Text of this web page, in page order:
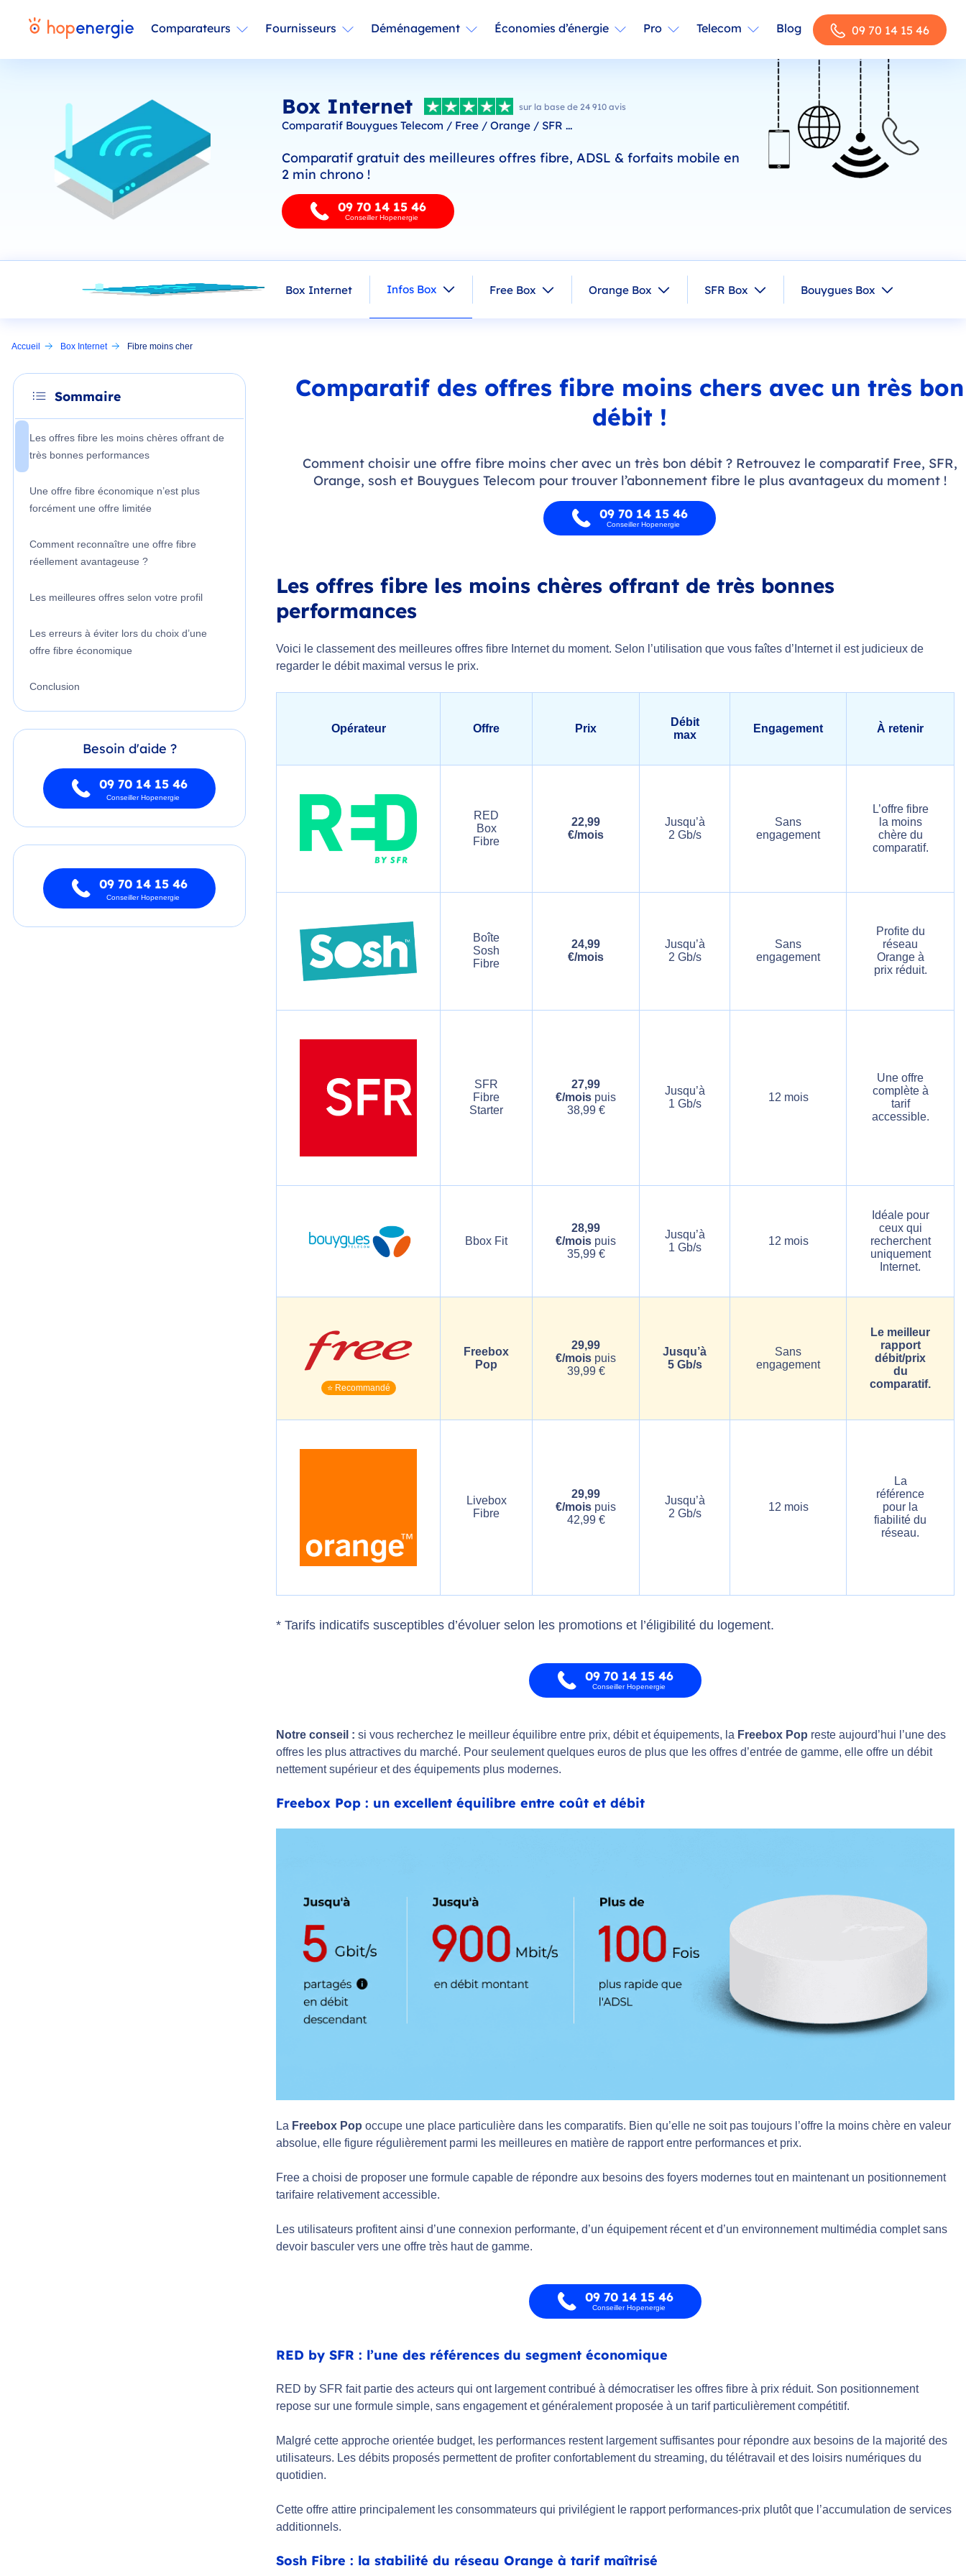
Comparateurs Fournisseurs Déménagement Économies d’énergie Pro Telecom Blog 09 70 14 15 46
Box Internet sur la base de 24 910 avis
Comparatif Bouygues Telecom / Free / Orange / SFR ...
Comparatif gratuit des meilleures offres fibre, ADSL & forfaits mobile en
2 min chrono !
09 70 14 15 46
Conseiller Hopenergie
Box Internet Infos Box Free Box Orange Box SFR Box Bouygues Box
Accueil Box Internet Fibre moins cher
Sommaire
Les offres fibre les moins chères offrant de
très bonnes performances
Une offre fibre économique n’est plus
forcément une offre limitée
Comment reconnaître une offre fibre
réellement avantageuse ?
Les meilleures offres selon votre profil
Les erreurs à éviter lors du choix d’une
offre fibre économique
Conclusion
Besoin d'aide ?
09 70 14 15 46
Conseiller Hopenergie
09 70 14 15 46
Conseiller Hopenergie
Comparatif des offres fibre moins chers avec un très bon
débit !
Comment choisir une offre fibre moins cher avec un très bon débit ? Retrouvez le comparatif Free, SFR,
Orange, sosh et Bouygues Telecom pour trouver l’abonnement fibre le plus avantageux du moment !
09 70 14 15 46
Conseiller Hopenergie
Les offres fibre les moins chères offrant de très bonnes
performances
Voici le classement des meilleures offres fibre Internet du moment. Selon l’utilisation que vous faîtes d’Internet il est judicieux de
regarder le débit maximal versus le prix.
Opérateur Offre Prix
Débit
max
Engagement À retenir
RED
Box
Fibre
22,99
€/mois
Jusqu’à
2 Gb/s
Sans
engagement
L’offre fibre
la moins
chère du
comparatif.
Boîte
Sosh
Fibre
24,99
€/mois
Jusqu’à
2 Gb/s
Sans
engagement
Profite du
réseau
Orange à
prix réduit.
SFR
Fibre
Starter
27,99
€/mois puis
38,99 €
Jusqu’à
1 Gb/s
12 mois
Une offre
complète à
tarif
accessible.
Bbox Fit
28,99
€/mois puis
35,99 €
Jusqu’à
1 Gb/s
12 mois
Idéale pour
ceux qui
recherchent
uniquement
Internet.
⭐ Recommandé
Freebox
Pop
29,99
€/mois puis
39,99 €
Jusqu’à
5 Gb/s
Sans
engagement
Le meilleur
rapport
débit/prix
du
comparatif.
Livebox
Fibre
29,99
€/mois puis
42,99 €
Jusqu’à
2 Gb/s
12 mois
La
référence
pour la
fiabilité du
réseau.
* Tarifs indicatifs susceptibles d’évoluer selon les promotions et l’éligibilité du logement.
09 70 14 15 46
Conseiller Hopenergie
Notre conseil : si vous recherchez le meilleur équilibre entre prix, débit et équipements, la Freebox Pop reste aujourd’hui l’une des
offres les plus attractives du marché. Pour seulement quelques euros de plus que les offres d’entrée de gamme, elle offre un débit
nettement supérieur et des équipements plus modernes.
Freebox Pop : un excellent équilibre entre coût et débit
La Freebox Pop occupe une place particulière dans les comparatifs. Bien qu’elle ne soit pas toujours l’offre la moins chère en valeur
absolue, elle figure régulièrement parmi les meilleures en matière de rapport entre performances et prix.
Free a choisi de proposer une formule capable de répondre aux besoins des foyers modernes tout en maintenant un positionnement
tarifaire relativement accessible.
Les utilisateurs profitent ainsi d’une connexion performante, d’un équipement récent et d’un environnement multimédia complet sans
devoir basculer vers une offre très haut de gamme.
09 70 14 15 46
Conseiller Hopenergie
RED by SFR : l’une des références du segment économique
RED by SFR fait partie des acteurs qui ont largement contribué à démocratiser les offres fibre à prix réduit. Son positionnement
repose sur une formule simple, sans engagement et généralement proposée à un tarif particulièrement compétitif.
Malgré cette approche orientée budget, les performances restent largement suffisantes pour répondre aux besoins de la majorité des
utilisateurs. Les débits proposés permettent de profiter confortablement du streaming, du télétravail et des loisirs numériques du
quotidien.
Cette offre attire principalement les consommateurs qui privilégient le rapport performances-prix plutôt que l’accumulation de services
additionnels.
Sosh Fibre : la stabilité du réseau Orange à tarif maîtrisé